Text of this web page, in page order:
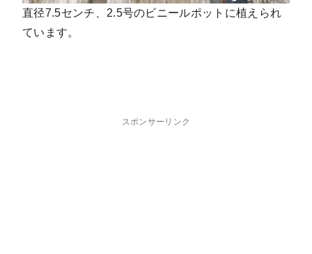
直径7.5センチ、2.5号のビニールポットに植えられ
ています。
スポンサーリンク